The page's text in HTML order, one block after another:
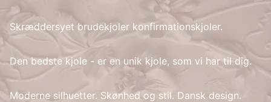
IT
LV
LT
Skræddersyet brudekjoler konfirmationskjoler.
Den bedste kjole - er en unik kjole, som vi har til dig.
Moderne silhuetter. Skønhed og stil. Dansk design.